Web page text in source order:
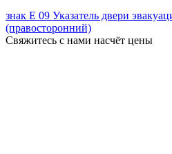
знак Е 09 Указатель двери
(правосторонний)
Свяжитесь с нами насчёт цены